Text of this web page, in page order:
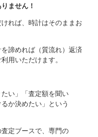
ません！
れば、時計はそのままお
諦めれば（質流れ）返済
用いただけます。
たい」「査定額を聞い
か決めたい」という
定ブースで、専門の